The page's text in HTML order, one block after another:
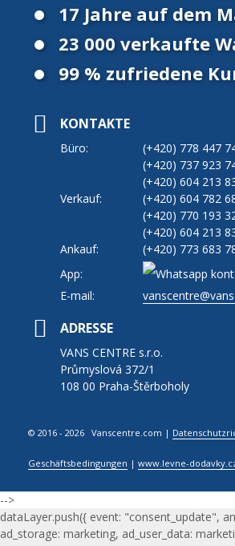
17 Jahre auf dem
23 000 verkaufte
99 % zufriedene
KONTAKTE
Büro: (+420) 778 447
(+420) 737 923
(+420) 604 213
Verkauf:
(+420) 604 782
(+420) 770 193
(+420) 604 213
Ankauf:
(+420) 773 683
App:
E-mail:
ADRESSE
VANS CENTRE s.r.o.
Průmyslová 372/1
108 00 Praha-Štěrboholy
© 2016 - 2026 Vanscentre.com |
Geschäftsbedingungen |www.levne-
-->
dataLayer.push({ event: "consent_update",
ad_storage: marketing, ad_user_data: